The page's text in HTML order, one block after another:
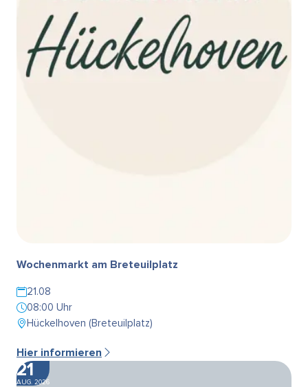
Wochenmarkt am Breteuilplatz
21.08
08:00 Uhr
Hückelhoven (Breteuilplatz)
Hier informieren
21
AUG. 2026